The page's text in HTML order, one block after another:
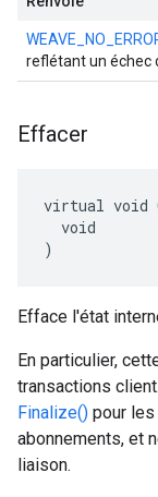
reflétant un échec
Effacer
virtual void
  void
)
Efface l'état
En particulier,
transactions
Finalize() pour
abonnements, et
liaison.